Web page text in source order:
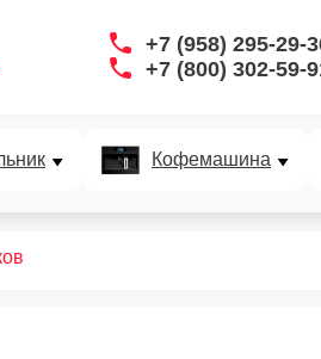
+7 (958) 295-29-
+7 (800) 302-59-
Кофемашина